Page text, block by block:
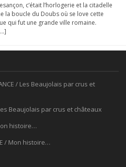
c’était l’horlogerie et la citadelle
la boucle du Doubs où se love cette
qui fut une grande ville romaine.
/ Les Beaujolais par crus et
Beaujolais par crus et châteaux
histoire…
/ Mon histoire…